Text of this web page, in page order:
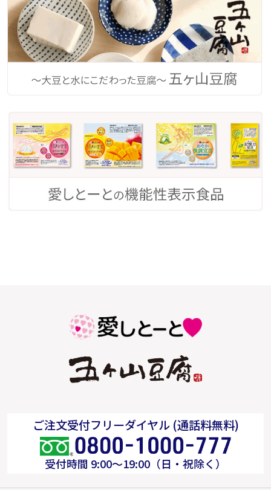
ご注文受付フリーダイヤル (通話料無料)
受付時間 9:00～19:00（日・祝除く）